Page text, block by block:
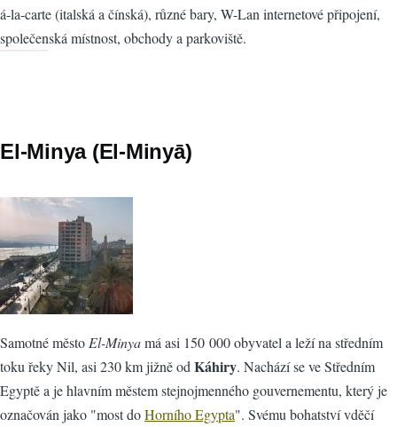
á-la-carte (italská a čínská), různé bary, W-Lan internetové připojení,
společenská místnost, obchody a parkoviště.
El-Minya (El-Minyā)
Samotné město El-Minyamá asi 150 000 obyvatel a leží na středním
toku řeky Nil, asi 230 km jižně od Káhiry. Nachází se ve Středním
Egyptě a je hlavním městem stejnojmenného gouvernementu, který je
označován jako "most doHorního Egypta". Svému bohatství vděčí